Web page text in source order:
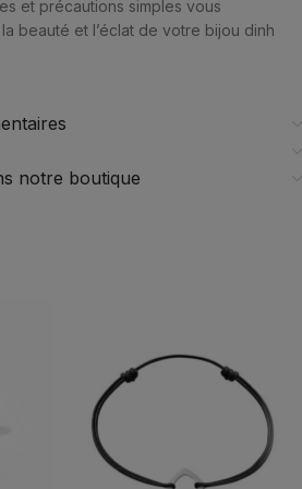
et précautions simples vous
beauté et l’éclat de votre bijou dinh
notre boutique